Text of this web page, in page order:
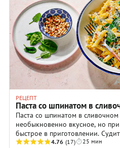
РЕЦЕПТ
Паста со шпинатом в
Паста со шпинатом в
необыкновенно вкусное, но
быстрое в приготовлении.
вы вполне успеете приготовить
4.76 (17) 25 мин